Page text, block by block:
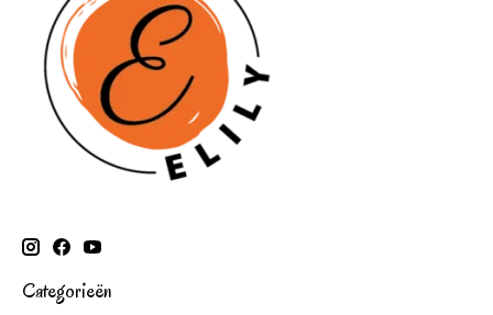
Categorieën